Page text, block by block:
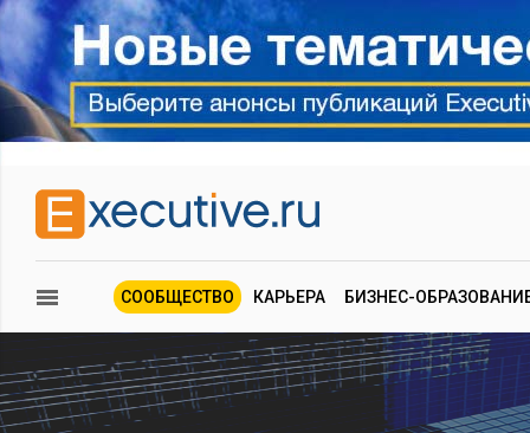
СООБЩЕСТВО КАРЬЕРА БИЗНЕС-